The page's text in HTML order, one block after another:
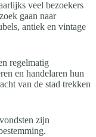
veel bezoekers
gaan naar
antiek en vintage
regelmatig
en handelaren hun
van de stad trekken
zijn